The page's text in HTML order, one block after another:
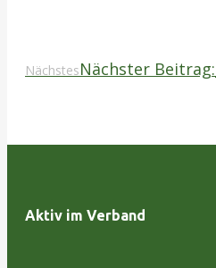
NächstesNächster Beitrag:
Aktiv im Verband